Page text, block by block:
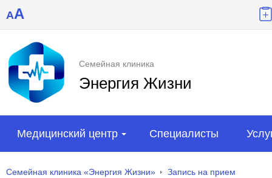
AA
Семейная клиника
Энергия Жизни
Медицинский центр Специалисты
Семейная клиника «Энергия Жизни» Запись на прием